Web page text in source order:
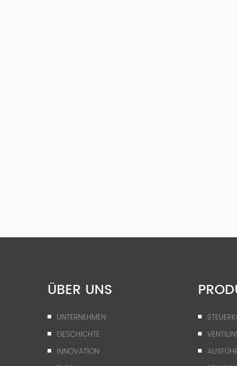
ÜBER UNS
UNTERNEHMEN
GESCHICHTE
INNOVATION